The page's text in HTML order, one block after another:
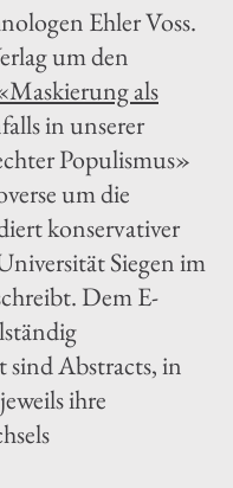
Ehler Voss.
um den
als
in unserer
Populismus»
um die
konservativer
Siegen im
Dem E-
Abstracts, in
ihre